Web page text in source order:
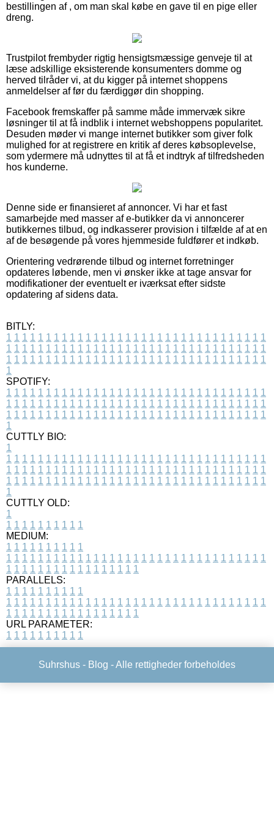
bestillingen af , om man skal købe en gave til en pige eller
dreng.
Trustpilot frembyder rigtig hensigtsmæssige genveje til at
læse adskillige eksisterende konsumenters domme og
herved tilråder vi, at du kigger på internet shoppens
anmeldelser af før du færdiggør din shopping.
Facebook fremskaffer på samme måde immervæk sikre
løsninger til at få indblik i internet webshoppens popularitet.
Desuden møder vi mange internet butikker som giver folk
mulighed for at registrere en kritik af deres købsoplevelse,
som ydermere må udnyttes til at få et indtryk af tilfredsheden
hos kunderne.
Denne side er finansieret af annoncer. Vi har et fast
samarbejde med masser af e-butikker da vi annoncerer
butikkernes tilbud, og indkasserer provision i tilfælde af at en
af de besøgende på vores hjemmeside fuldfører et indkøb.
Orientering vedrørende tilbud og internet forretninger
opdateres løbende, men vi ønsker ikke at tage ansvar for
modifikationer der eventuelt er iværksat efter sidste
opdatering af sidens data.
BITLY:
1 1 1 1 1 1 1 1 1 1 1 1 1 1 1 1 1 1 1 1 1 1 1 1 1 1 1 1 1 1 1 1 1
1 1 1 1 1 1 1 1 1 1 1 1 1 1 1 1 1 1 1 1 1 1 1 1 1 1 1 1 1 1 1 1 1
1 1 1 1 1 1 1 1 1 1 1 1 1 1 1 1 1 1 1 1 1 1 1 1 1 1 1 1 1 1 1 1 1
1
SPOTIFY:
1 1 1 1 1 1 1 1 1 1 1 1 1 1 1 1 1 1 1 1 1 1 1 1 1 1 1 1 1 1 1 1 1
1 1 1 1 1 1 1 1 1 1 1 1 1 1 1 1 1 1 1 1 1 1 1 1 1 1 1 1 1 1 1 1 1
1 1 1 1 1 1 1 1 1 1 1 1 1 1 1 1 1 1 1 1 1 1 1 1 1 1 1 1 1 1 1 1 1
1
CUTTLY BIO:
1
1 1 1 1 1 1 1 1 1 1 1 1 1 1 1 1 1 1 1 1 1 1 1 1 1 1 1 1 1 1 1 1 1
1 1 1 1 1 1 1 1 1 1 1 1 1 1 1 1 1 1 1 1 1 1 1 1 1 1 1 1 1 1 1 1 1
1 1 1 1 1 1 1 1 1 1 1 1 1 1 1 1 1 1 1 1 1 1 1 1 1 1 1 1 1 1 1 1 1
1
CUTTLY OLD:
1
1 1 1 1 1 1 1 1 1 1
MEDIUM:
1 1 1 1 1 1 1 1 1 1
1 1 1 1 1 1 1 1 1 1 1 1 1 1 1 1 1 1 1 1 1 1 1 1 1 1 1 1 1 1 1 1 1
1 1 1 1 1 1 1 1 1 1 1 1 1 1 1 1 1
PARALLELS:
1 1 1 1 1 1 1 1 1 1
1 1 1 1 1 1 1 1 1 1 1 1 1 1 1 1 1 1 1 1 1 1 1 1 1 1 1 1 1 1 1 1 1
1 1 1 1 1 1 1 1 1 1 1 1 1 1 1 1 1
URL PARAMETER:
1 1 1 1 1 1 1 1 1 1
Suhrshus - Blog - Alle rettigheder forbeholdes